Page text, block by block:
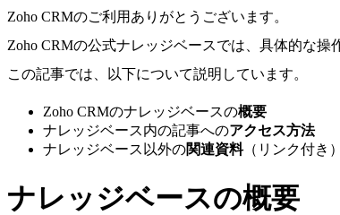
Zoho CRMのご利用ありがとうございます。
Zoho CRMの公式ナレッジベースでは、具体的な操
この記事では、以下について説明しています。
Zoho CRMのナレッジベースの概要
ナレッジベース内の記事へのアクセス方法
ナレッジベース以外の関連資料（リンク付き）
ナレッジベースの概要